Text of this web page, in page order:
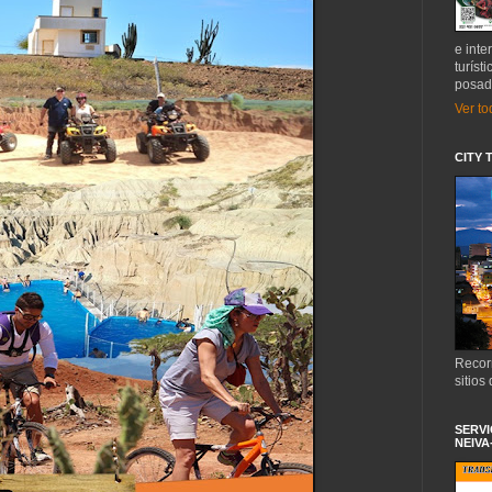
e
Ver
CITY
sitios